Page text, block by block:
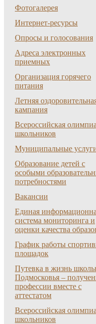
Фотогалерея
Интернет-ресурсы
Опросы и голосования
Адреса электронных
приемных
Организация горячего
питания
Летняя
кампания
Всероссийская
школьников
Муниципальные
Образование детей с
особыми
потребностями
Вакансии
Единая
система мониторинга и
оценки качества
График работы
площадок
Путевка в жизнь
Подмосковья –
профессии вместе с
аттестатом
Всероссийская
школьников